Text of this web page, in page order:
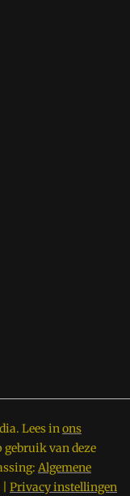
Lees inons
gebruik van deze
Algemene
Privacy instellingen